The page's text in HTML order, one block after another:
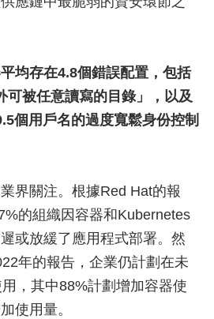
均存在4.8個錯誤配置，包括
可被任意讀寫的目錄」，以及
個用戶名的過度寬鬆身份控制
界關注。根據Red Hat的報
的組織因容器和Kubernetes
或放緩了應用程式部署。然
年的報告，企業仍計劃在未
，其中88%計劃增加容器使
使用量。